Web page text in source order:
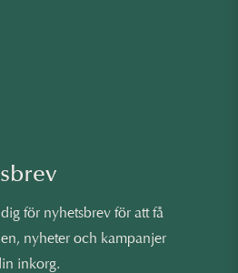
för nyhetsbrev för att få
nyheter och kampanjer
inkorg.